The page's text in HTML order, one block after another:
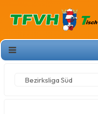
Bezirksliga Süd